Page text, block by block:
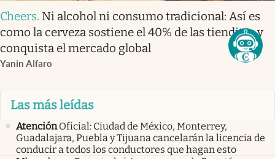
Cheers. Ni alcohol ni consumo tradicional: Así es
como la cerveza sostiene el 40% de las tienditas y
conquista el mercado global
Yanin Alfaro
Las más leídas
Atención Oficial: Ciudad de México, Monterrey,
Guadalajara, Puebla y Tijuana cancelarán la licencia de
conducir a todos los conductores que hagan esto